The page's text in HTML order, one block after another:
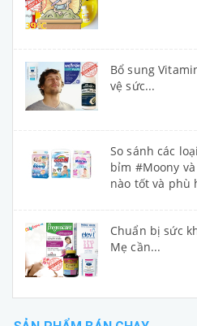
Bổ sung
vệ sức...
So sánh các loại
bỉm #Moony
nào tốt và phù
Chuẩn bị sức
Mẹ cần...